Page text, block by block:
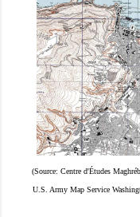
(Source: Centre d'Études
U.S. Army Map Service